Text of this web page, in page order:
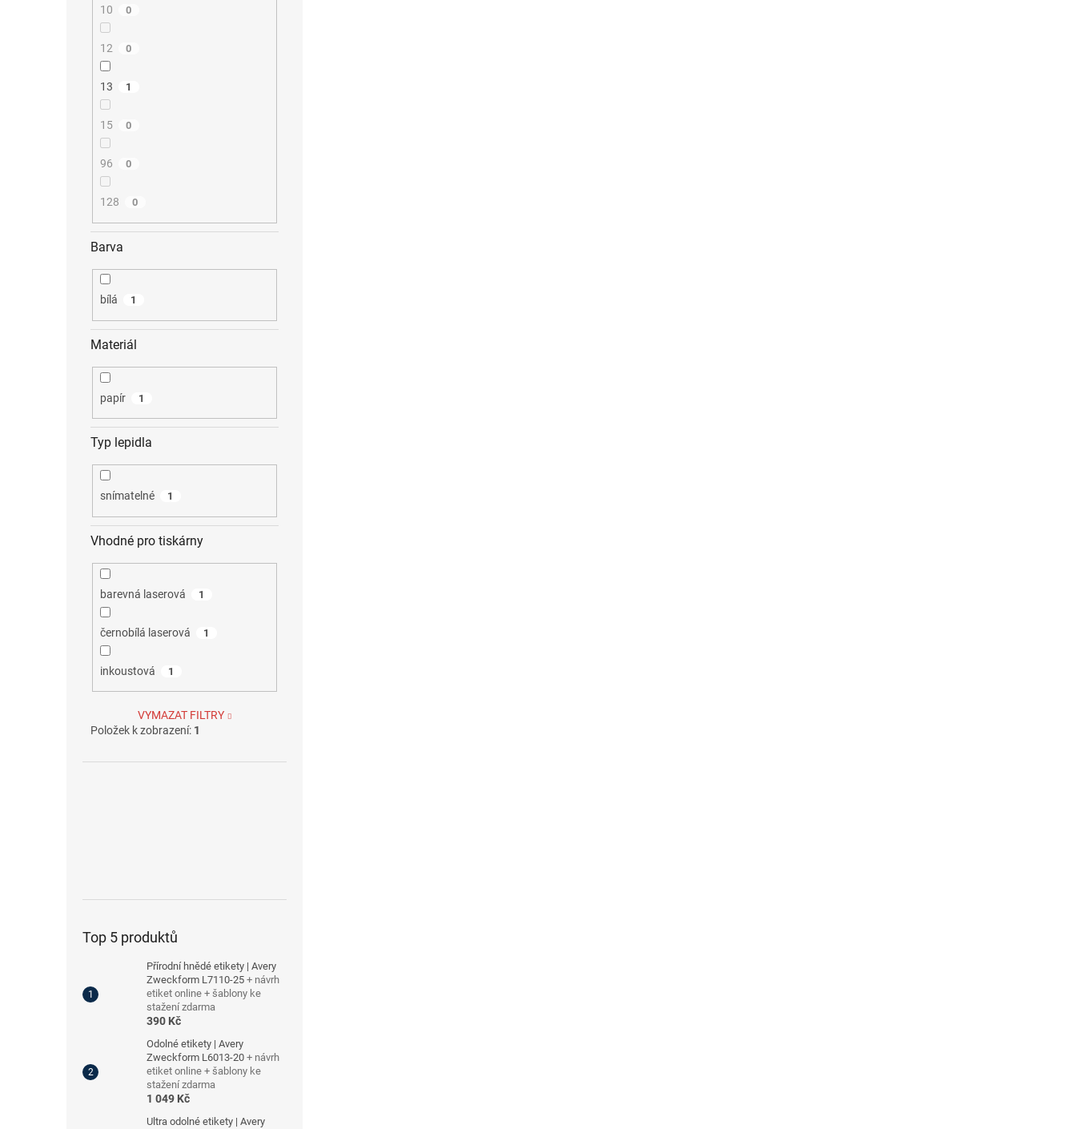
10 0
12 0
13 1
15 0
96 0
128 0
Barva
bílá 1
Materiál
papír 1
Typ lepidla
snímatelné 1
Vhodné pro tiskárny
barevná laserová 1
černobílá laserová 1
inkoustová 1
VYMAZAT FILTRY
Položek k zobrazení: 1
Top 5 produktů
Přírodní hnědé etikety | Avery
Zweckform L7110-25 + návrh
etiket online + šablony ke
stažení zdarma
390 Kč
Odolné etikety | Avery
Zweckform L6013-20 + návrh
etiket online + šablony ke
stažení zdarma
1 049 Kč
Ultra odolné etikety | Avery